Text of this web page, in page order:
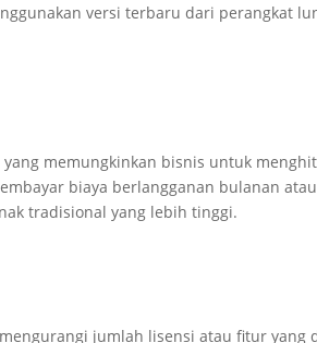
versi terbaru dari perangkat
memungkinkan bisnis untuk
biaya berlangganan bulanan
tradisional yang lebih tinggi.
jumlah lisensi atau fitur yang